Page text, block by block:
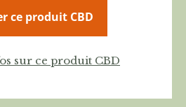
ce produit CBD
sur ce produit CBD